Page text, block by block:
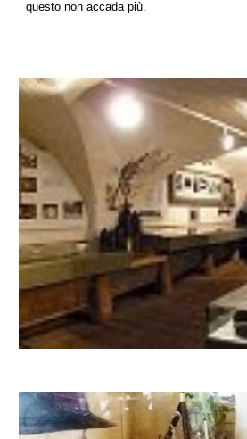
questo non accada più.